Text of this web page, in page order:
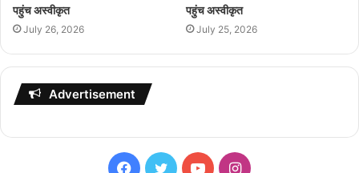
पहुंच अस्वीकृत
July 26, 2026
पहुंच अस्वीकृत
July 25, 2026
Advertisement
Facebook
TwitterYouTubeInstagram